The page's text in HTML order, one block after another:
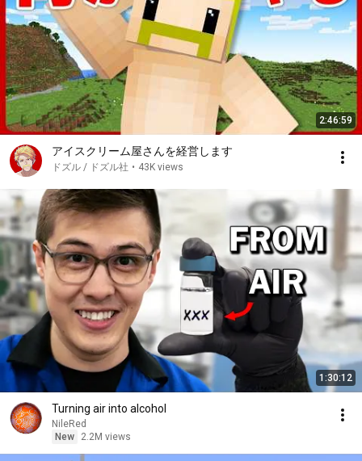
2:46:59
アイスクリーム屋さんを経営します
ドズル / ドズル社 • 43K views
1:30:12
Turning air into alcohol
NileRed
New
2.2M views